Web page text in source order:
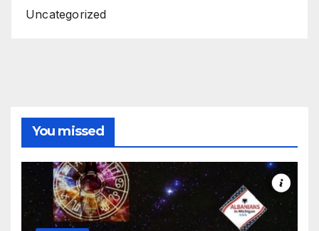
Uncategorized
You missed